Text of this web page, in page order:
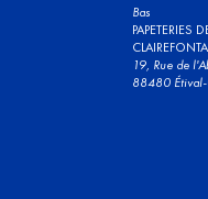
Bas
PAPETERIES
19, Rue de
88480